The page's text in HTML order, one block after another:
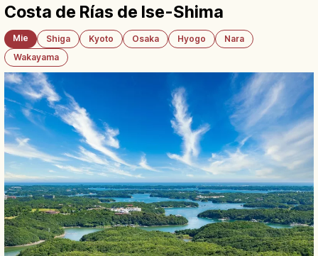
Costa de Rías de Ise-Shima
Mie Shiga Kyoto Osaka Hyogo
Nara
Wakayama